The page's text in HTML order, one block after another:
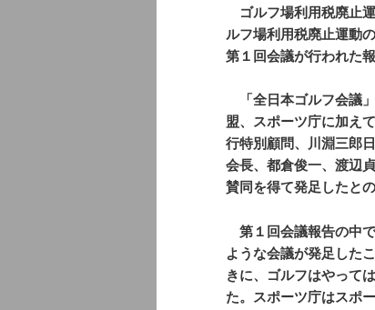
ン
ゴルフ場利用税廃止
ルフ場利用税廃止運動
第１回会議が行われた
「全日本ゴルフ会議
盟、スポーツ庁に加え
行特別顧問、川淵三郎
会長、都倉俊一、渡辺
賛同を得て発足したとの
第１回会議報告の中
ような会議が発足した
きに、ゴルフはやって
た。スポーツ庁はスポ